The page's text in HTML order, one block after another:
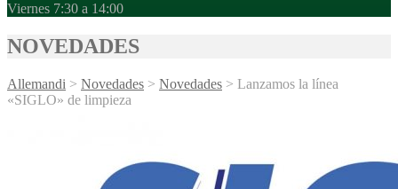
Viernes 7:30 a 14:00
NOVEDADES
Allemandi > Novedades > Novedades > Lanzamos la línea
«SIGLO» de limpieza